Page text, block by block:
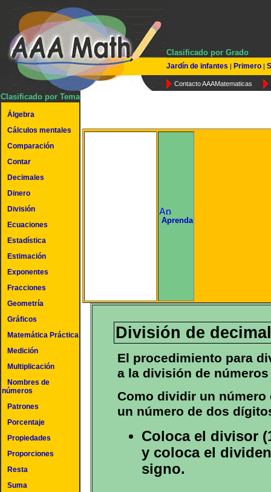
Clasificado por Grado
Jardín de infantes | Primero |
Contacto AAAMatematicas
Clasificado por Tema
Álgebra
Cálculos mentales
Comparación
Contar
Decimales
Dinero
División
Ecuaciones
Estadística
Estimación
Exponentes
Fracciones
Geometría
Gráficos
Matemática Práctica
Medición
Multiplicación
Nombres de
números
Patrones
Porcentaje
Propiedades
Proporciones
Resta
Suma
Aprenda
División de
El procedimiento para
a la división de
Como dividir un
un número de dos
Coloca el divisor
y coloca el
signo.